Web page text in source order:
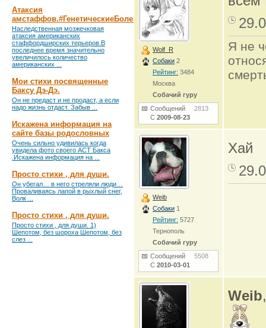
Атаксия
амстаффов.#ГенетическиеБолезни
Наследственная мозжечковая
атаксия американских
стаффордширских терьеров.В
последнее время значительно
увеличилось количество
американских ...
Мои стихи посвященные
Баксу Дэ-Дэ.
Он не предаст и не продаст, а если
надо жизнь отдаст. Забыв ...
Искажена информация на
сайте базы родословных
Очень сильно удивилась когда
увидела фото своего АСТ Бакса
.Искажена информация на ...
Просто стихи , для души.
Он убегал… в него стреляли люди…
Проваливаясь лапой в рыхлый снег,
Волк ...
Просто стихи , для души.
Просто стихи , для души. 1)
Шепотом, без шороха Шепотом, без
слез ...
Wolf_R
Собаки 2
Рейтинг: 3484
Москва
Собачий гуру
Сообщений 2813
С 2009-08-23
Я не
Weib
Собаки 1
Рейтинг: 5727
Тернополь
Собачий гуру
Сообщений 5508
С 2010-03-01
Хай
Weib